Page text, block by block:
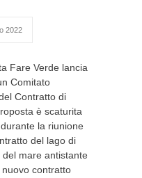
2022
Fare Verde lancia
Comitato
Contratto di
è scaturita
la riunione
del lago di
mare antistante
nuovo contratto